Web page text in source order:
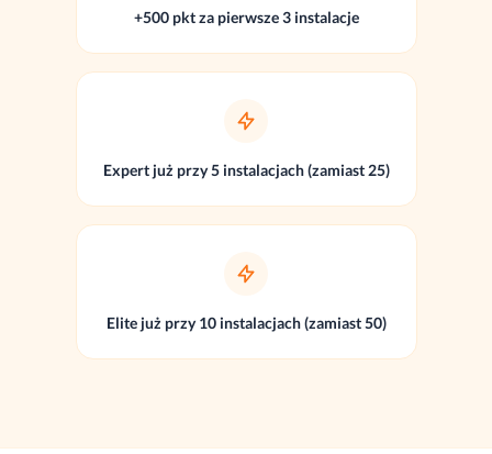
+500 pkt za pierwsze 3 instalacje
Expert już przy 5 instalacjach (zamiast 25)
Elite już przy 10 instalacjach (zamiast 50)